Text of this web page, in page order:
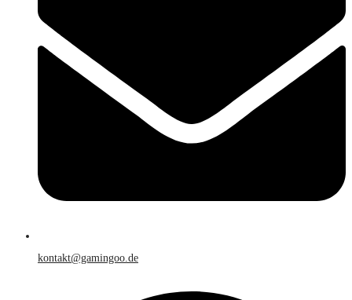
kontakt@gamingoo.de